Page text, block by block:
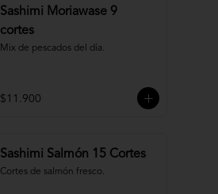
Sashimi Moriawase 9
cortes
Mix de pescados del día.
$11.900
Sashimi Salmón 15 Cortes
Cortes de salmón fresco.